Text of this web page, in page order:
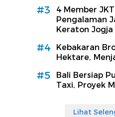
#3
4 Member
Pengalaman
Keraton Jogja
#4
Kebakaran
Hektare,
#5
Bali Bersiap
Taxi, Proyek
Lihat